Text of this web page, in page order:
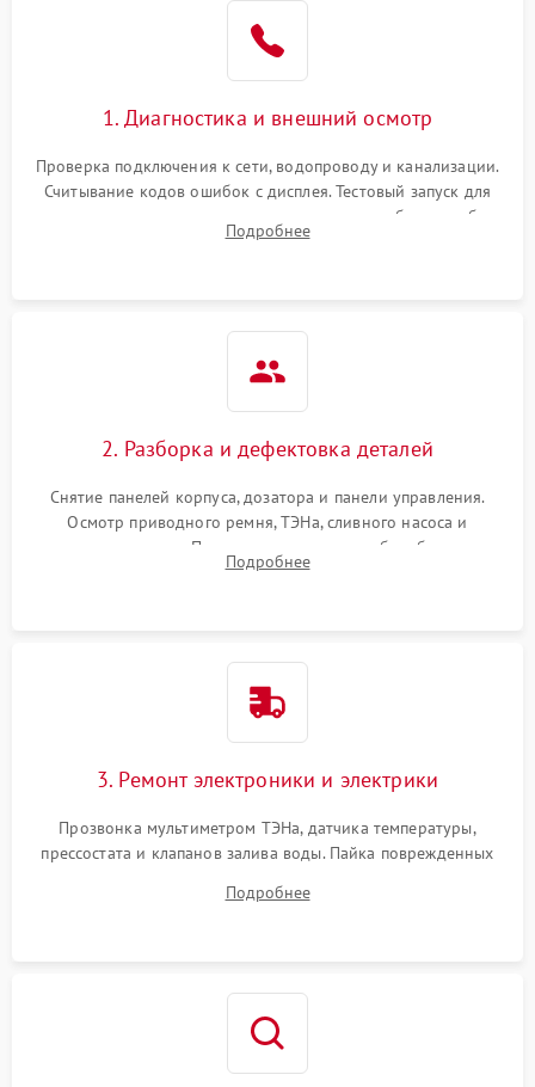
1. Диагностика и внешний осмотр
Проверка подключения к сети, водопроводу и канализации.
Считывание кодов ошибок с дисплея. Тестовый запуск для
выявления посторонних шумов, протечек или сбоев в работе
электронного модуля управления.
Подробнее
2. Разборка и дефектовка деталей
Снятие панелей корпуса, дозатора и панели управления.
Осмотр приводного ремня, ТЭНа, сливного насоса и
амортизаторов. Проверка подшипников барабана и
крестовины на износ, а манжеты люка на разрывы.
Подробнее
3. Ремонт электроники и электрики
Прозвонка мультиметром ТЭНа, датчика температуры,
прессостата и клапанов залива воды. Пайка поврежденных
Восстановление целостности проводки и контактов.
Подробнее